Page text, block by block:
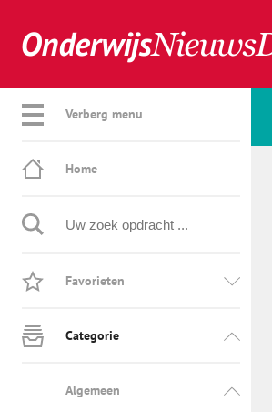
Verberg menu
Home
Favorieten
Categorie
Algemeen